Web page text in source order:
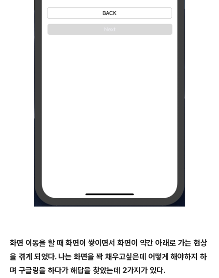
화면 이동을 할 때 화면이 쌓이면서 화면이 약간 아래로 가는 현상
을 겪게 되었다. 나는 화면을 꽉 채우고싶은데 어떻게 해야하지 하
며 구글링을 하다가 해답을 찾았는데 2가지가 있다.